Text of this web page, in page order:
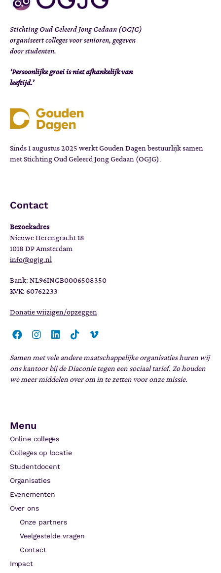
Stichting Oud Geleerd Jong Gedaan (OGJG)
organiseert colleges voor senioren, gegeven
door studenten.
‘Persoonlijke groei is niet afhankelijk van
leeftijd.’
Sinds 1 augustus 2025 werkt Gouden Dagen bestuurlijk samen
met Stichting Oud Geleerd Jong Gedaan (OGJG).
Contact
Bezoekadres
Nieuwe Herengracht 18
1018 DP Amsterdam
info@ogjg.nl
Bank: NL96INGB0006508350
KVK: 60762233
Donatie wijzigen/opzeggen
Samen met vele andere maatschappelijke organisaties huren wij
ons kantoor bij de Diaconie tegen een sociaal tarief. Zo houden
we meer middelen over om in te zetten voor onze missie.
Menu
Online colleges
Colleges op locatie
Studentdocent
Organisaties
Evenementen
Over ons
Onze partners
Veelgestelde vragen
Contact
Impact